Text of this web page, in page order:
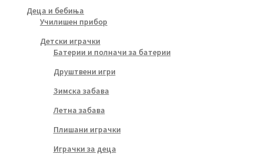
Деца и бебиња
Училишен прибор
Детски играчки
Батерии и полначи за батерии
Друштвени игри
Зимска забава
Летна забава
Плишани играчки
Играчки за деца